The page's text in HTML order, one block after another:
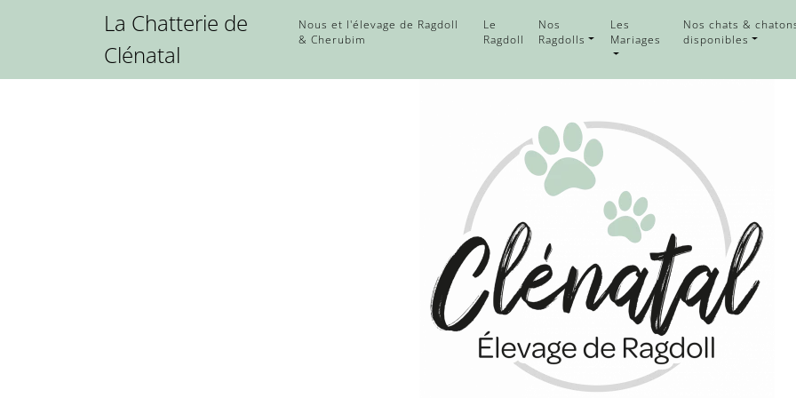
La Chatterie de
Clénatal
Nous et l'élevage de Ragdoll
& Cherubim
Le
Ragdoll
Nos
Ragdolls
Les
Mariages
Nos chats &
disponibles